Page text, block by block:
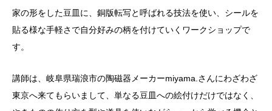
家の形をした豆皿に、銅版転写と呼ばれる技法を使い、シールを
貼る様な手軽さで自分好みの柄を付けていくワークショップで
す。
講師は、岐阜県瑞浪市の陶磁器メーカーmiyama.さんにわざわざ
東京へ来てもらいまして、単なる豆皿への絵付けだけではなく、